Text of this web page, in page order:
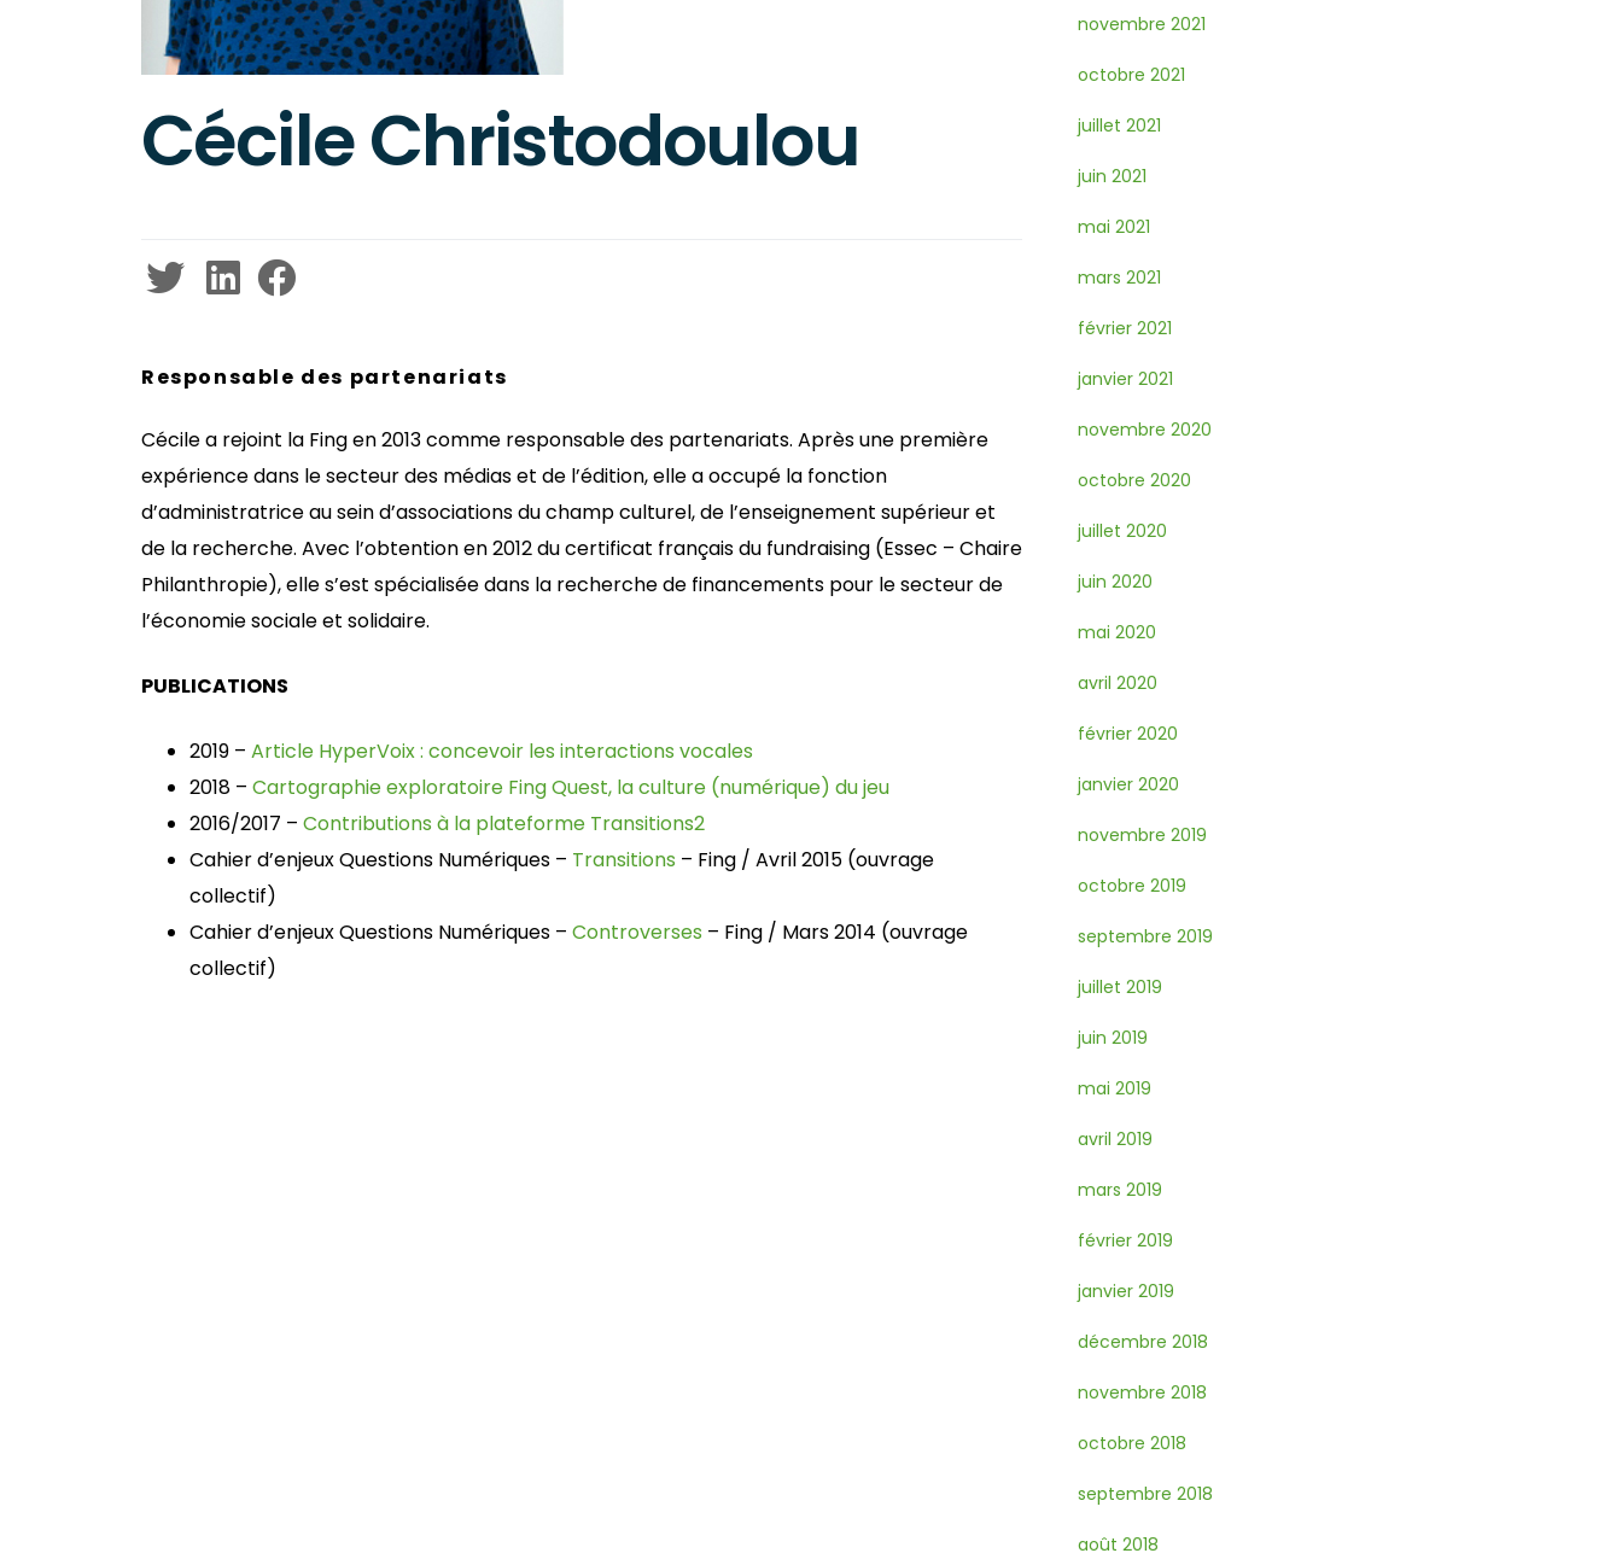
Cécile Christodoulou
Responsable des partenariats
Cécile a rejoint la Fing en 2013 comme responsable des partenariats. Après une première
expérience dans le secteur des médias et de l’édition, elle a occupé la fonction
d’administratrice au sein d’associations du champ culturel, de l’enseignement supérieur et
de la recherche. Avec l’obtention en 2012 du certificat français du fundraising (Essec – Chaire
Philanthropie), elle s’est spécialisée dans la recherche de financements pour le secteur de
l’économie sociale et solidaire.
PUBLICATIONS
2019 – Article HyperVoix : concevoir les interactions vocales
2018 – Cartographie exploratoire Fing Quest, la culture (numérique) du jeu
2016/2017 – Contributions à la plateforme Transitions2
Cahier d’enjeux Questions Numériques – Transitions – Fing / Avril 2015 (ouvrage
collectif)
Cahier d’enjeux Questions Numériques – Controverses – Fing / Mars 2014 (ouvrage
collectif)
novembre 2021
octobre 2021
juillet 2021
juin 2021
mai 2021
mars 2021
février 2021
janvier 2021
novembre 2020
octobre 2020
juillet 2020
juin 2020
mai 2020
avril 2020
février 2020
janvier 2020
novembre 2019
octobre 2019
septembre 2019
juillet 2019
juin 2019
mai 2019
avril 2019
mars 2019
février 2019
janvier 2019
décembre 2018
novembre 2018
octobre 2018
septembre 2018
août 2018